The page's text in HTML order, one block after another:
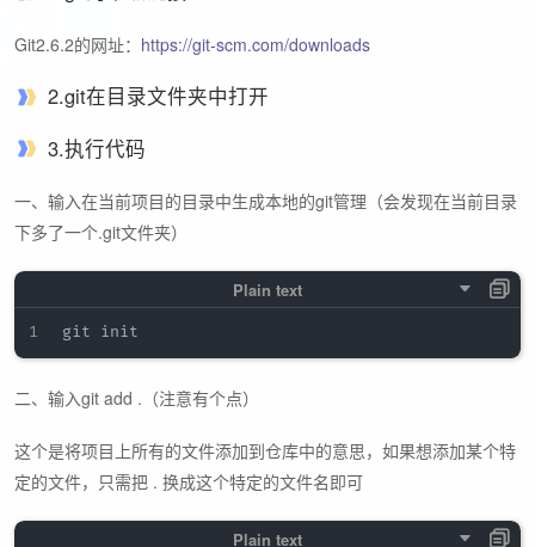
Git2.6.2的网址： https://git-scm.com/downloads
2.git在目录文件夹中打开
3.执行代码
一、输入在当前项目的目录中生成本地的git管理（会发现在当前目录
下多了一个.git文件夹）
二、输入git add .（注意有个点）
这个是将项目上所有的文件添加到仓库中的意思，如果想添加某个特
定的文件，只需把 . 换成这个特定的文件名即可